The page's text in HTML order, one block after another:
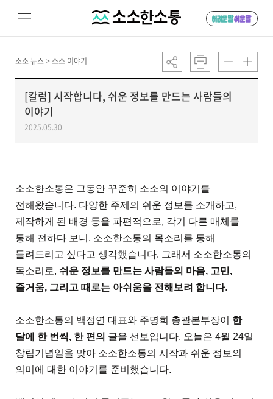
소소 뉴스 > 소소 이야기
[칼럼] 시작합니다, 쉬운 정보를 만드는 사람들의
이야기
2025.05.30
소소한소통은 그동안 꾸준히 소소의 이야기를
전해왔습니다. 다양한 주제의 쉬운 정보를 소개하고,
제작하게 된 배경 등을 파편적으로, 각기 다른 매체를
통해 전하다 보니, 소소한소통의 목소리를 통해
들려드리고 싶다고 생각했습니다. 그래서 소소한소통의
목소리로, 쉬운 정보를 만드는 사람들의 마음, 고민,
즐거움, 그리고 때로는 아쉬움을 전해보려 합니다.
소소한소통의 백정연 대표와 주명희 총괄본부장이 한
달에 한 번씩, 한 편의 글을 선 보입니다. 오늘은 4월 24일
창립기념일을 맞아 소소한소통의 시작과 쉬운 정보의
의미에 대한 이야기를 준비했습니다.